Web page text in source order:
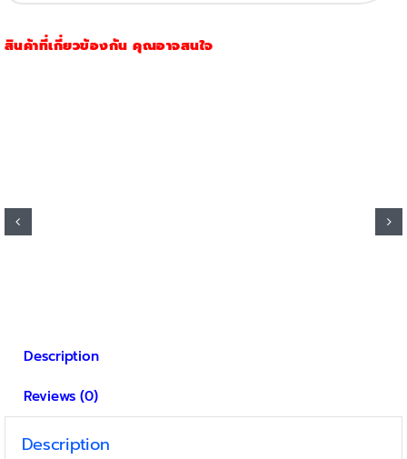
quantity
สินค้าที่เกี่ยวข้องกัน คุณอาจสนใจ
Description
Reviews (0)
Description